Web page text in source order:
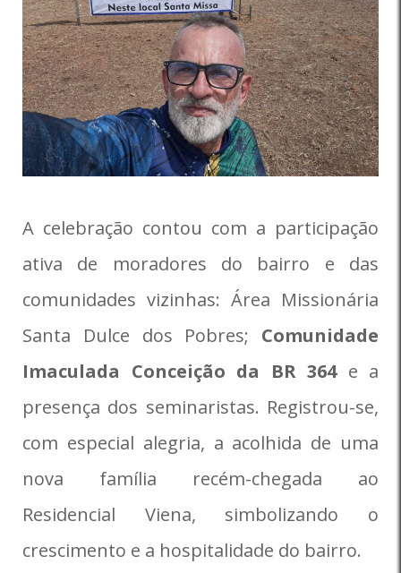
A celebração contou com a participação
ativa de moradores do bairro e das
comunidades vizinhas: Área Missionária
Santa Dulce dos Pobres; Comunidade
Imaculada Conceição da BR 364e a
presença dos seminaristas. Registrou-se,
com especial alegria, a acolhida de uma
nova família recém-chegada ao
Residencial Viena, simbolizando o
crescimento e a hospitalidade do bairro.